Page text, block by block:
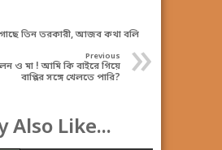
তিন তরকারী, আজব কথা বলি»
Previous
ও মা ! আমি কি বাইরে গিয়ে
বাপ্পির সঙ্গে খেলতে পারি?
Also Like...